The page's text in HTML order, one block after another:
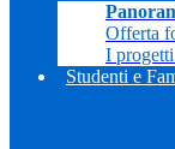
Offerta
I
Studenti e